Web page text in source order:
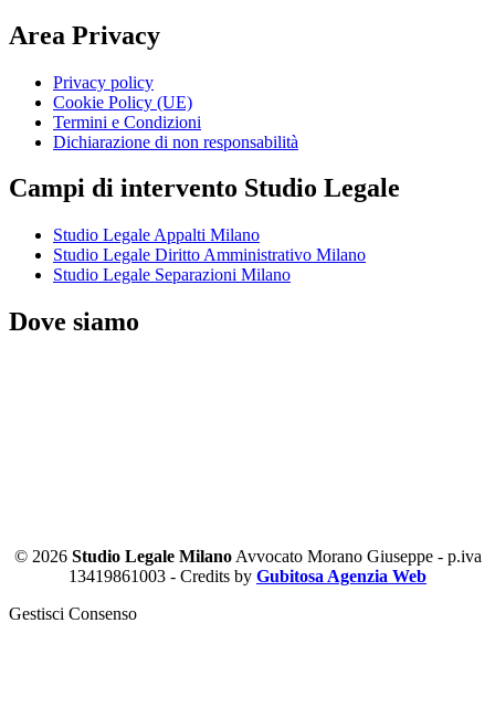
Area Privacy
Privacy policy
Cookie Policy (UE)
Termini e Condizioni
Dichiarazione di non responsabilità
Campi di intervento Studio Legale
Studio Legale Appalti Milano
Studio Legale Diritto Amministrativo Milano
Studio Legale Separazioni Milano
Dove siamo
© 2026 Studio Legale MilanoAvvocato Morano Giuseppe - p.iva
13419861003 - Credits by Gubitosa Agenzia Web
Gestisci Consenso